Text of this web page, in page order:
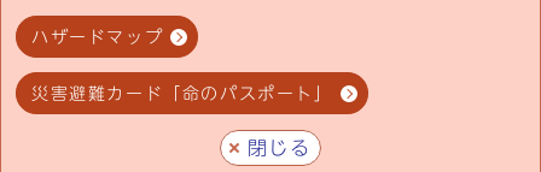
ハザードマップ
災害避難カード「命のパスポート」
閉じる